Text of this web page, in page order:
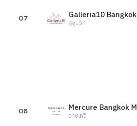
07 Galleria10 Bangkok
สุขุมวิท
08
ราชเทวี